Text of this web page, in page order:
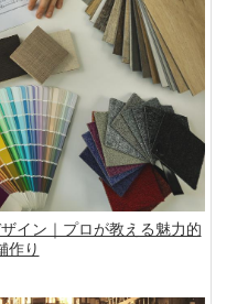
イン｜プロが教える魅力的
作り